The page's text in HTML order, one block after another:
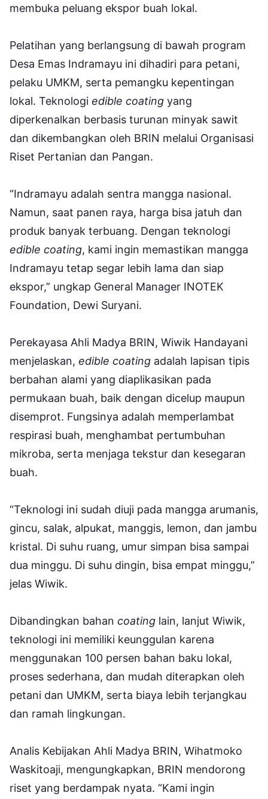
membuka peluang ekspor buah lokal.
Pelatihan yang berlangsung di bawah program
Desa Emas Indramayu ini dihadiri para petani,
pelaku UMKM, serta pemangku kepentingan
lokal. Teknologi edible coating yang
diperkenalkan berbasis turunan minyak sawit
dan dikembangkan oleh BRIN melalui Organisasi
Riset Pertanian dan Pangan.
“Indramayu adalah sentra mangga nasional.
Namun, saat panen raya, harga bisa jatuh dan
produk banyak terbuang. Dengan teknologi
edible coating, kami ingin memastikan mangga
Indramayu tetap segar lebih lama dan siap
ekspor,” ungkap General Manager INOTEK
Foundation, Dewi Suryani.
Perekayasa Ahli Madya BRIN, Wiwik Handayani
menjelaskan, edible coating adalah lapisan tipis
berbahan alami yang diaplikasikan pada
permukaan buah, baik dengan dicelup maupun
disemprot. Fungsinya adalah memperlambat
respirasi buah, menghambat pertumbuhan
mikroba, serta menjaga tekstur dan kesegaran
buah.
“Teknologi ini sudah diuji pada mangga arumanis,
gincu, salak, alpukat, manggis, lemon, dan jambu
kristal. Di suhu ruang, umur simpan bisa sampai
dua minggu. Di suhu dingin, bisa empat minggu,”
jelas Wiwik.
Dibandingkan bahan coating lain, lanjut Wiwik,
teknologi ini memiliki keunggulan karena
menggunakan 100 persen bahan baku lokal,
proses sederhana, dan mudah diterapkan oleh
petani dan UMKM, serta biaya lebih terjangkau
dan ramah lingkungan.
Analis Kebijakan Ahli Madya BRIN, Wihatmoko
Waskitoaji, mengungkapkan, BRIN mendorong
riset yang berdampak nyata. “Kami ingin